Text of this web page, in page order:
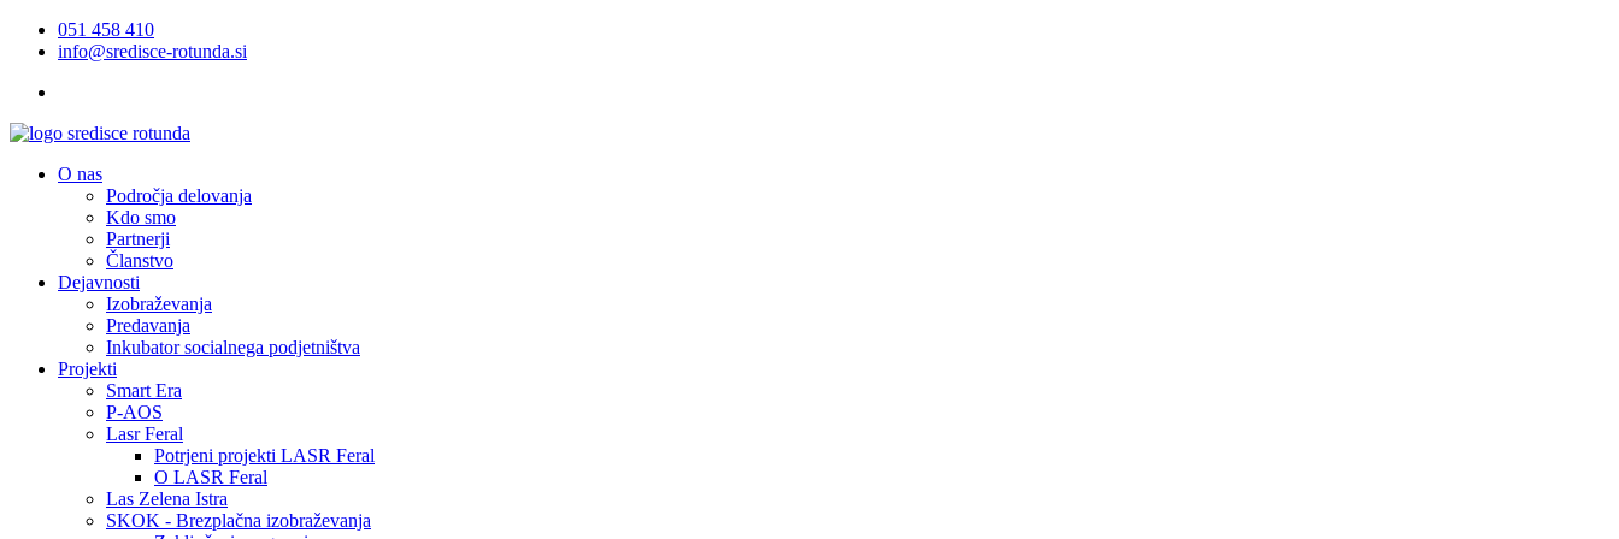
051 458 410
info@sredisce-rotunda.si
O nas
Področja delovanja
Kdo smo
Partnerji
Članstvo
Dejavnosti
Izobraževanja
Predavanja
Inkubator socialnega podjetništva
Projekti
Smart Era
P-AOS
Lasr Feral
Potrjeni projekti LASR Feral
O LASR Feral
Las Zelena Istra
SKOK - Brezplačna izobraževanja